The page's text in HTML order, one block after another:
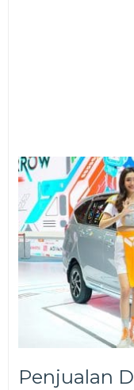
Penjualan